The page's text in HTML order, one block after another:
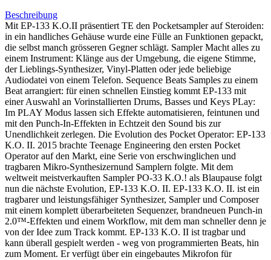
Beschreibung
Mit EP-133 K.O.II präsentiert TE den Pocketsampler auf Steroiden:
in ein handliches Gehäuse wurde eine Fülle an Funktionen gepackt,
die selbst manch grösseren Gegner schlägt. Sampler Macht alles zu
einem Instrument: Klänge aus der Umgebung, die eigene Stimme,
der Lieblings-Synthesizer, Vinyl-Platten oder jede beliebige
Audiodatei von einem Telefon. Sequence Beats Samples zu einem
Beat arrangiert: für einen schnellen Einstieg kommt EP-133 mit
einer Auswahl an Vorinstallierten Drums, Basses und Keys PLay:
Im PLAY Modus lassen sich Effekte automatisieren, feintunen und
mit den Punch-In-Effekten in Echtzeit den Sound bis zur
Unendlichkeit zerlegen. Die Evolution des Pocket Operator: EP-133
K.O. II. 2015 brachte Teenage Engineering den ersten Pocket
Operator auf den Markt, eine Serie von erschwinglichen und
tragbaren Mikro-Synthesizernund Samplern folgte. Mit dem
weltweit meistverkauften Sampler PO-33 K.O.! als Blaupause folgt
nun die nächste Evolution, EP-133 K.O. II. EP-133 K.O. II. ist ein
tragbarer und leistungsfähiger Synthesizer, Sampler und Composer
mit einem komplett überarbeiteten Sequenzer, brandneuen Punch-in
2.0™-Effekten und einem Workflow, mit dem man schneller denn je
von der Idee zum Track kommt. EP-133 K.O. II ist tragbar und
kann überall gespielt werden - weg von programmierten Beats, hin
zum Moment. Er verfügt über ein eingebautes Mikrofon für